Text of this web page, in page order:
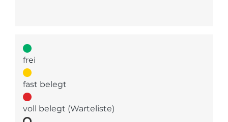
frei
fast belegt
voll belegt (Warteliste)